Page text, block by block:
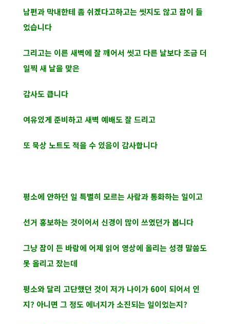
남편과 막내한테 좀 쉬겠다고하고는 씻지도 않고 잠이 들
었습니다
그리고는 이른 새벽에 잘 깨어서 씻고 다른 날보다 조금 더
일찍 새 날을 맞은
감사도 큽니다
여유있게 준비하고 새벽 예배도 잘 드리고
또 묵상 노트도 적을 수 있음이 감사합니다
평소에 안하던 일 특별히 모르는 사람과 통화하는 일이고
선거 홍보하는 것이어서 신경이 많이 쓰였던가 봅니다
그냥 잠이 든 바람에 어제 읽어 영상에 올리는 성경 말씀도
못 올리고 잤는데
평소와 달리 고단했던 것이 저가 나이가 60이 되어서 인
지? 아니면 그 정도 에너지가 소진되는 일이었는지?